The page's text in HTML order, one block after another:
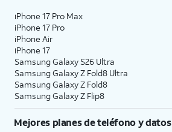
iPhone 17 Pro Max
iPhone 17 Pro
iPhone Air
iPhone 17
Samsung Galaxy S26 Ultra
Samsung Galaxy Z Fold8 Ultra
Samsung Galaxy Z Fold8
Samsung Galaxy Z Flip8
Mejores planes de teléfono y datos